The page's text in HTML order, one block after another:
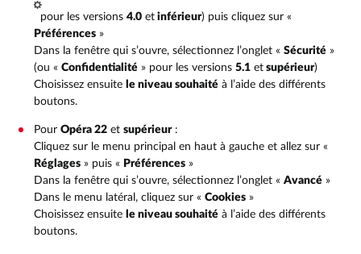
pour les versions 4.0 et inférieur) puis cliquez sur «
Préférences »
Dans la fenêtre qui s’ouvre, sélectionnez l’onglet « Sécurité »
(ou « Confidentialité » pour les versions 5.1 et supérieur)
Choisissez ensuite le niveau souhaité à l’aide des différents
boutons.
Pour Opéra 22 et supérieur:
Cliquez sur le menu principal en haut à gauche et allez sur «
Réglages » puis « Préférences »
Dans la fenêtre qui s’ouvre, sélectionnez l’onglet « Avancé »
Dans le menu latéral, cliquez sur « Cookies »
Choisissez ensuite le niveau souhaité à l’aide des différents
boutons.